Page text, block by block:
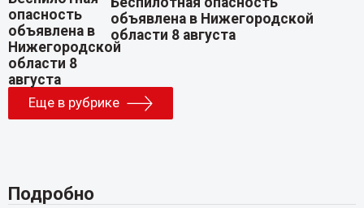
объявлена в Нижегородской
области 8 августа
Еще в рубрике
Подробно